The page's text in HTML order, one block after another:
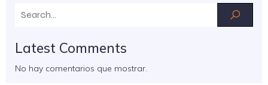
Latest Comments
No hay comentarios que mostrar.